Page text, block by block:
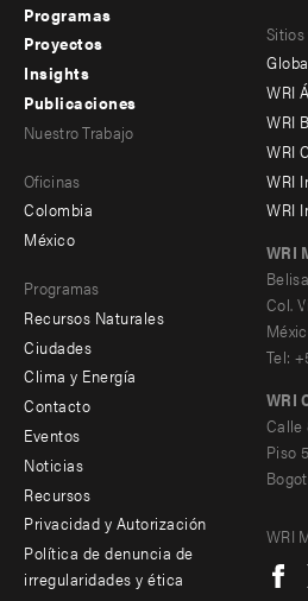
Footer
menu
-
Programas
Proyectos
Insights
Publicaciones
menu
-
Nuestro Trabajo
Oficinas
Colombia
México
Programas
Recursos Naturales
Ciudades
Clima y Energía
Footer
menu
-
Additional
Contacto
Eventos
Noticias
Recursos
Privacidad y Autorización
Política de denuncia de
irregularidades y ética
-
WRI
WRI
WRI
WRI
WRI
WRI
Col.
Tel:
WRI
Calle
Piso 5
WRI